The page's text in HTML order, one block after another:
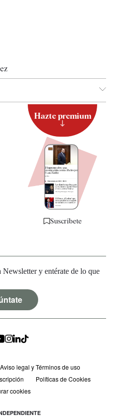
Hazte premium
Suscríbete
Newsletter y entérate de lo que
Aviso legal y Términos de uso
Políticas de Cookies
cookies